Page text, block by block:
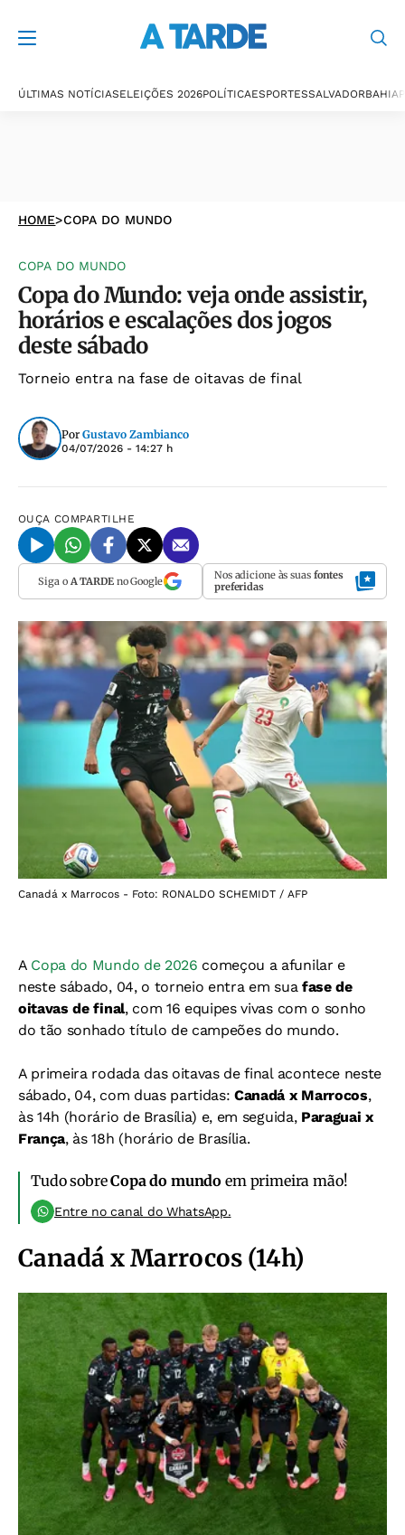
ÚLTIMAS NOTÍCIASELEIÇÕES 2026POLÍTICAESPORTESSALVADORBAHIA
HOME>COPA DO MUNDO
COPA DO MUNDO
Copa do Mundo: veja onde assistir,
horários e escalações dos jogos
deste sábado
Torneio entra na fase de oitavas de final
Por Gustavo Zambianco
04/07/2026 - 14:27 h
OUÇA COMPARTILHE
Siga o A TARDEno Google Nos adicione às suas fontes
preferidas
Canadá x Marrocos - Foto: RONALDO SCHEMIDT / AFP
A Copa do Mundo de 2026 começou a afunilar e
neste sábado, 04, o torneio entra em sua fase de
oitavas de final, com 16 equipes vivas com o sonho
do tão sonhado título de campeões do mundo.
A primeira rodada das oitavas de final acontece neste
sábado, 04, com duas partidas:Canadá x Marrocos,
às 14h (horário de Brasília) e, em seguida, Paraguai x
França, às 18h (horário de Brasília.
Tudo sobreCopa do mundo em primeira mão!
Entre no canal do WhatsApp.
Canadá x Marrocos (14h)